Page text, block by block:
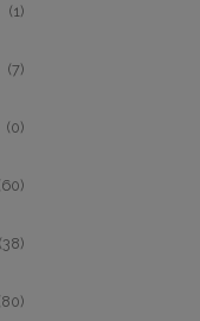
(1)
(7)
(0)
(38)